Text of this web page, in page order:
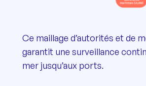
Ce maillage d’autorités et de
garantit une surveillance
mer jusqu’aux ports.